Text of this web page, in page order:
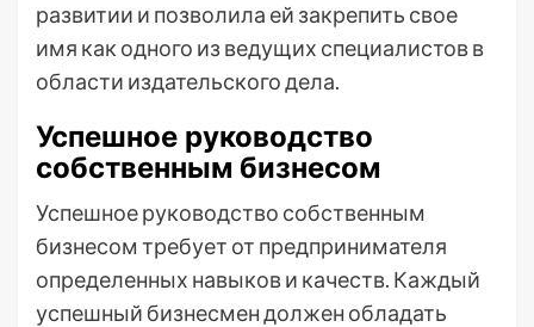
развитии и позволила ей закрепить свое
имя как одного из ведущих специалистов в
области издательского дела.
Успешное руководство
собственным бизнесом
Успешное руководство собственным
бизнесом требует от предпринимателя
определенных навыков и качеств. Каждый
успешный бизнесмен должен обладать